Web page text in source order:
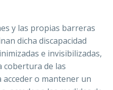
y las propias barreras
dicha discapacidad
e invisibilizadas,
cobertura de las
acceder o mantener un